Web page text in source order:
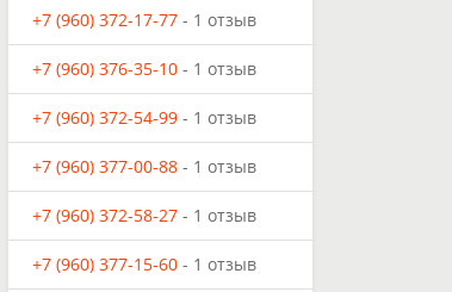
+7 (960) 372-17-77 - 1 отзыв
+7 (960) 376-35-10 - 1 отзыв
+7 (960) 372-54-99 - 1 отзыв
+7 (960) 377-00-88 - 1 отзыв
+7 (960) 372-58-27 - 1 отзыв
+7 (960) 377-15-60 - 1 отзыв